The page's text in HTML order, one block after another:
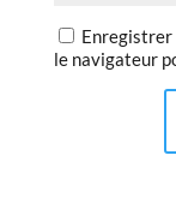
Enregistrer
le navigateur